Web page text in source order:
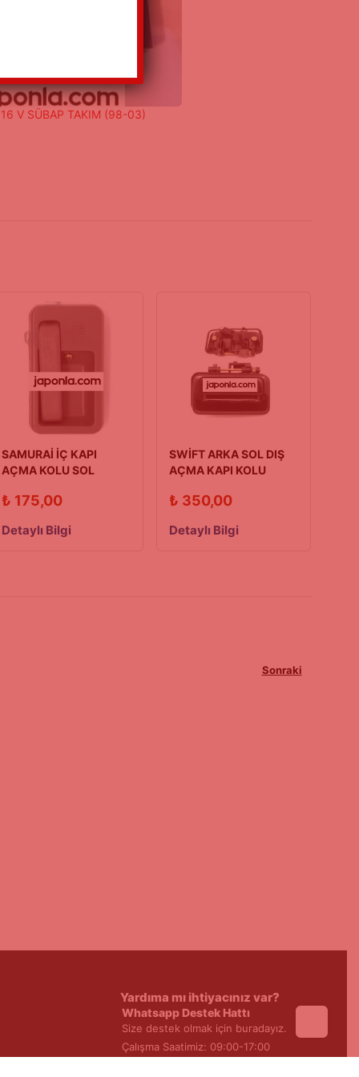
V SÜBAP TAKIM (98-03)
SAMURAİ İÇ KAPI
AÇMA KOLU SOL
₺ 175,00
Detaylı Bilgi
SWİFT ARKA SOL DIŞ
AÇMA KAPI KOLU
₺ 350,00
Detaylı Bilgi
Sonraki
Yardıma mı ihtiyacınız var?
Whatsapp Destek Hattı
Size destek olmak için buradayız.
Çalışma Saatimiz: 09:00-17:00